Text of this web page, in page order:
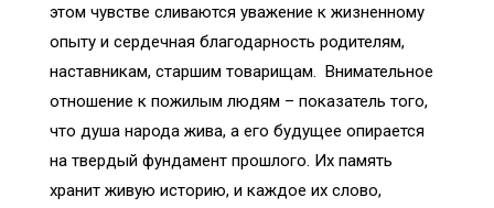
этом чувстве сливаются уважение к жизненному
опыту и сердечная благодарность родителям,
наставникам, старшим товарищам. Внимательное
отношение к пожилым людям – показатель того,
что душа народа жива, а его будущее опирается
на твердый фундамент прошлого. Их память
хранит живую историю, и каждое их слово,